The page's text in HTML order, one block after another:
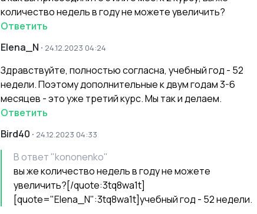
количество недель в году не можете увеличить?
Ответить
Elena_N · 24.12.2023 04:24
Здравствуйте, полностью согласна, учебный год - 52
недели. Поэтому дополнительные к двум годам 3-6
месяцев - это уже третий курс. Мы так и делаем.
Ответить
Bird40 · 24.12.2023 04:33
В ответ"kononenko"
вы же количество недель в году не можете
увеличить?[/quote:3tq8wa1t]
[quote="Elena_N":3tq8wa1t]учебный год - 52 недели.